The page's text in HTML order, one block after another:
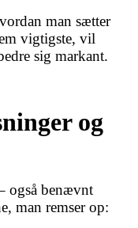
man sætter
vigtigste, vil
sig markant.
og
også benævnt
man remser op: